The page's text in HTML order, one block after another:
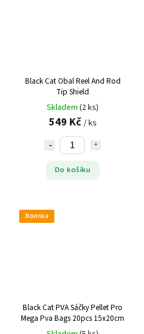
Black Cat Obal Reel And Rod
Tip Shield
Skladem (2 ks)
549 Kč / ks
Do košíku
Novinka
Black Cat PVA Sáčky Pellet Pro
Mega Pva Bags 20pcs 15x20cm